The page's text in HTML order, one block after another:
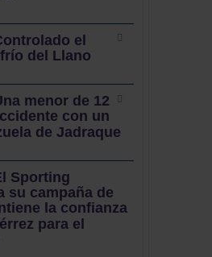
el
del Llano
menor de 12
con un
de Jadraque
Sporting
su campaña de
la confianza
para el